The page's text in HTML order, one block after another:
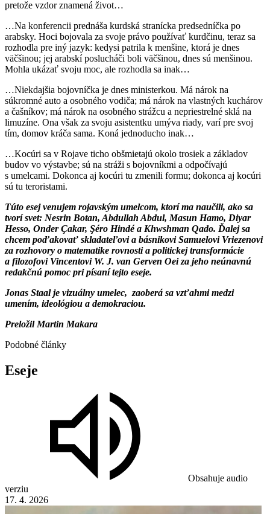
pretože vzdor znamená život…
…Na konferencii prednáša kurdská stranícka predsedníčka po
arabsky. Hoci bojovala za svoje právo používať kurdčinu, teraz sa
rozhodla pre iný jazyk: kedysi patrila k menšine, ktorá je dnes
väčšinou; jej arabskí poslucháči boli väčšinou, dnes sú menšinou.
Mohla ukázať svoju moc, ale rozhodla sa inak…
…Niekdajšia bojovníčka je dnes ministerkou. Má nárok na
súkromné auto a osobného vodiča; má nárok na vlastných kuchárov
a čašníkov; má nárok na osobného strážcu a nepriestrelné sklá na
limuzíne. Ona však za svoju asistentku umýva riady, varí pre svoj
tím, domov kráča sama. Koná jednoducho inak…
…Kocúri sa v Rojave ticho obšmietajú okolo trosiek a základov
budov vo výstavbe; sú na stráži s bojovníkmi a odpočívajú
s umelcami. Dokonca aj kocúri tu zmenili formu; dokonca aj kocúri
sú tu teroristami.
Túto esej venujem rojavským umelcom, ktorí ma naučili, ako sa
tvorí svet: Nesrin Botan, Abdullah Abdul, Masun Hamo, Diyar
Hesso, Onder Çakar, Şéro Hindé a Khwshman Qado. Ďalej sa
chcem poďakovať skladateľovi a básnikovi Samuelovi Vriezenovi
za rozhovory o matematike rovnosti a politickej transformácie
a filozofovi Vincentovi W. J. van Gerven Oei za jeho neúnavnú
redakčnú pomoc pri písaní tejto eseje.
Jonas Staal je vizuálny umelec, zaoberá sa vzťahmi medzi
umením, ideológiou a demokraciou.
Preložil Martin Makara
Podobné články
Eseje
Obsahuje audio
verziu
17. 4. 2026